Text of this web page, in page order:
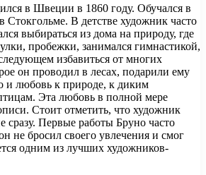
в Швеции в 1860 году. Обучался в
Стокгольме. В детстве художник часто
выбираться из дома на природу, где
пробежки, занимался гимнастикой,
избавиться от многих
он проводил в лесах, подарили ему
и любовь к природе, к диким
Эта любовь в полной мере
Стоит отметить, что художник
сразу. Первые работы Бруно часто
не бросил своего увлечения и смог
одним из лучших художников-